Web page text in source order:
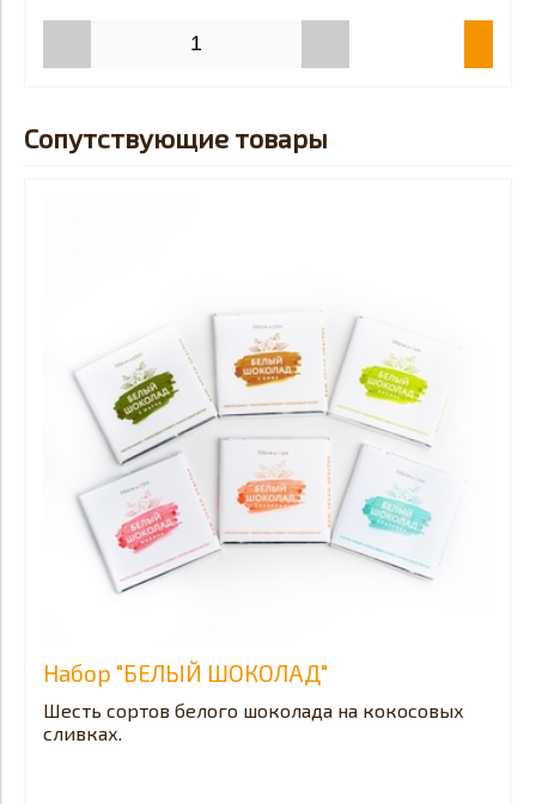
Сопутствующие товары
Набор "БЕЛЫЙ ШОКОЛАД"
Шесть сортов белого шоколада на кокосовых
сливках.